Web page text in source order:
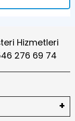
Hizmetleri
276 69 74